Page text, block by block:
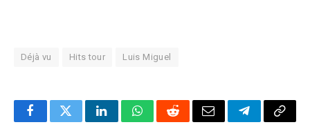
Déjà vu Hits tour Luis Miguel
FacebookTwitterLinkedInWhatsAppRedditCorreoTelegrama